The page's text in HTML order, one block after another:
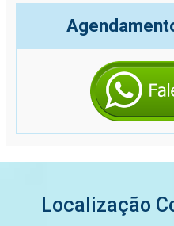
Localização